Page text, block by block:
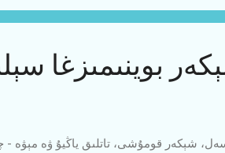
بوينىمىزغا